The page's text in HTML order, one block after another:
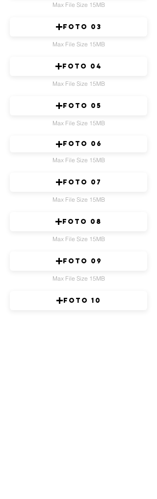
Max File Size 15MB
FOTO 03
Max File Size 15MB
FOTO 04
Max File Size 15MB
FOTO 05
Max File Size 15MB
FOTO 06
Max File Size 15MB
FOTO 07
Max File Size 15MB
FOTO 08
Max File Size 15MB
FOTO 09
Max File Size 15MB
FOTO 10